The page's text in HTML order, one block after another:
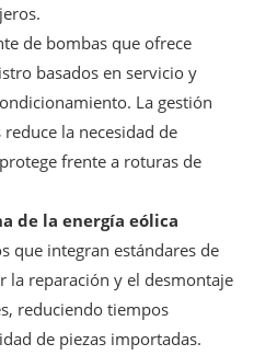
de bombas que ofrece
basados en servicio y
La gestión
la necesidad de
frente a roturas de
de la energía eólica
que integran estándares de
la reparación y el desmontaje
reduciendo tiempos
de piezas importadas.